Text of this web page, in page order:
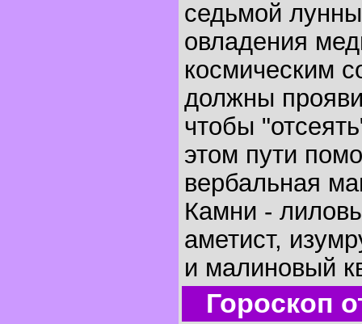
седьмой
овладения
космическим
должны
чтобы
этом пути
вербальная
Камни -
аметист,
и малиновый
Гороскоп